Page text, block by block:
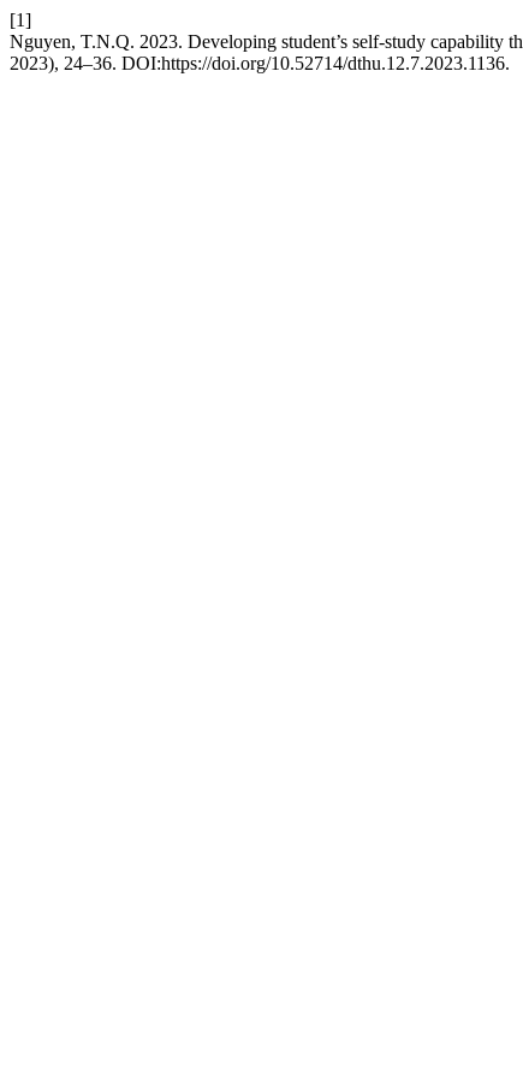
[1]
Nguyen, T.N.Q. 2023. Developing student’s self-study capability
2023), 24–36. DOI:https://doi.org/10.52714/dthu.12.7.2023.1136.